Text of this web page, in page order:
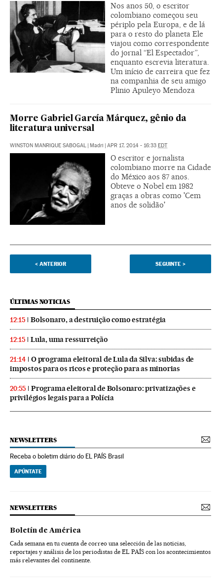
Nos anos 50, o escritor
colombiano começou seu
périplo pela Europa, e de lá
para o resto do planeta Ele
viajou como correspondente
do jornal “El Espectador”,
enquanto escrevia literatura.
Um início de carreira que fez
na companhia de seu amigo
Plinio Apuleyo Mendoza
Morre Gabriel García Márquez, gênio da
literatura universal
WINSTON MANRIQUE SABOGAL | Madri | APR 17, 2014 - 16:33 EDT
O escritor e jornalista
colombiano morre na Cidade
do México aos 87 anos.
Obteve o Nobel em 1982
graças a obras como 'Cem
anos de solidão'
< ANTERIOR SEGUINTE >
ÚLTIMAS NOTICIAS
12:15 Bolsonaro, a destruição como estratégia
12:15 Lula, uma ressurreição
21:14
O programa eleitoral de Lula da Silva: subidas de
impostos para os ricos e proteção para as minorias
20:55
Programa eleitoral de Bolsonaro: privatizações e
privilégios legais para a Polícia
NEWSLETTERS
Receba o boletim diário do EL PAÍS Brasil
APÚNTATE
NEWSLETTERS
Boletín de América
Cada semana en tu cuenta de correo una selección de las noticias,
reportajes y análisis de los periodistas de EL PAÍS con los acontecimientos
más relevantes del continente.